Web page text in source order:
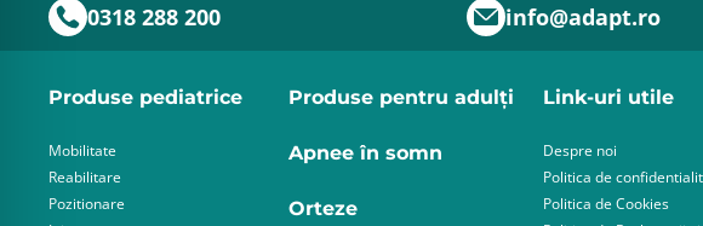
0318 288 200 info@adapt.ro
Produse pediatrice
Mobilitate
Reabilitare
Pozitionare
Produse pentru adulţi
Apnee în somn
Orteze
Link-uri utile
Despre noi
Politica de
Politica de Cookies